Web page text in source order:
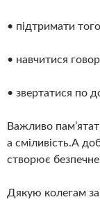
• підтримати
• навчитися
• звертатися по
Важливо
а сміливість.А
створює
Дякую колегам